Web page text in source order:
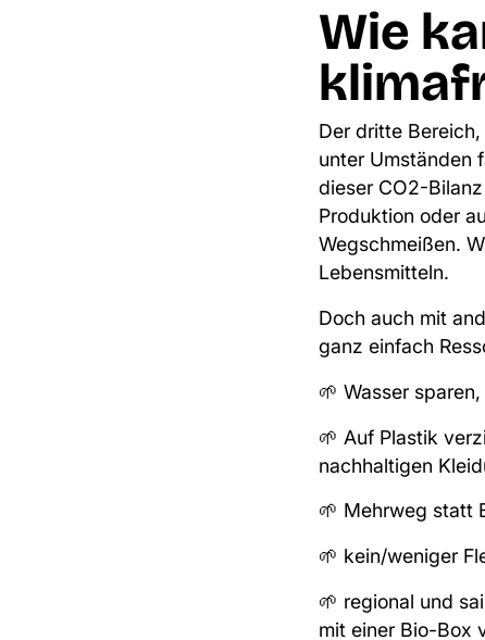
Wie
Der dritte
unter Umständen
dieser CO2-
Produktion oder
Wegschmeißen.
Lebensmitteln.
Doch auch mit
ganz einfach
🌱 Wasser
🌱 Auf Plastik
nachhaltigen
🌱 Mehrweg statt
🌱 kein/weniger
🌱 regional und
mit einer Bio-Box